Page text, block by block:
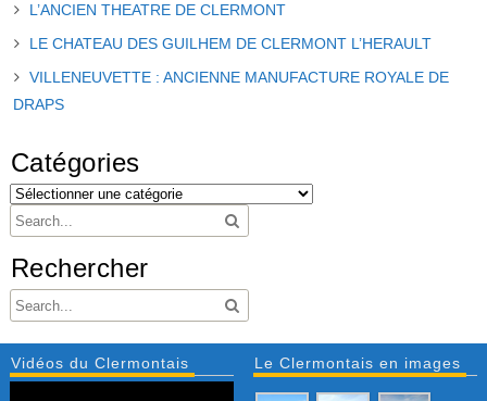
L’ANCIEN THEATRE DE CLERMONT
LE CHATEAU DES GUILHEM DE CLERMONT L’HERAULT
VILLENEUVETTE : ANCIENNE MANUFACTURE ROYALE DE
DRAPS
Catégories
Rechercher
Vidéos du Clermontais
Le Clermontais en images